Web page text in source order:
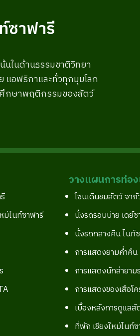
ซาฟารี
นในด้านธรรมชาติวิทยา
แอฟริกาและทั่วทุกมุมโลก
กษาพฤติกรรมของสัตว์
ม่ไนท์ซาฟารี
วางแผนการท่อ
โซนเดินชมสัตว์ จากั
นั่งรถรอบบ่าย เดย์
นั่งรถกลางคืน ไนท์
การแสดงยามค่ำคืน
การแสดงนักล่ายาม
การแสดงของเสือโ
เบื้องหลังการดูแลสั
ที่พัก เชียงใหม่ไนท์